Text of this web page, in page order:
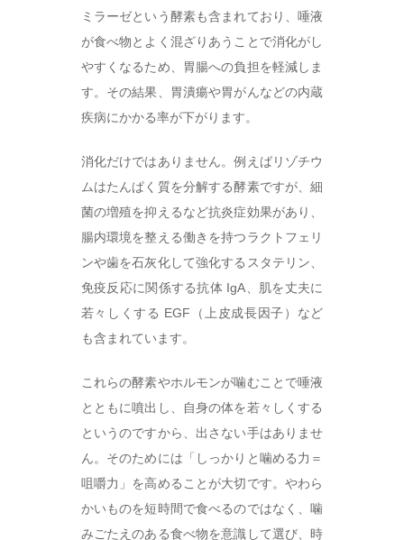
ミラーゼという酵素も含まれており、唾液
が食べ物とよく混ざりあうことで消化がし
やすくなるため、胃腸への負担を軽減しま
す。その結果、胃潰瘍や胃がんなどの内蔵
疾病にかかる率が下がります。
消化だけではありません。例えばリゾチウ
ムはたんぱく質を分解する酵素ですが、細
菌の増殖を抑えるなど抗炎症効果があり、
腸内環境を整える働きを持つラクトフェリ
ンや歯を石灰化して強化するスタテリン、
免疫反応に関係する抗体 IgA、肌を丈夫に
若々しくする EGF（上皮成長因子）など
も含まれています。
これらの酵素やホルモンが噛むことで唾液
とともに噴出し、自身の体を若々しくする
というのですから、出さない手はありませ
ん。そのためには「しっかりと噛める力＝
咀嚼力」を高めることが大切です。やわら
かいものを短時間で食べるのではなく、噛
みごたえのある食べ物を意識して選び、時